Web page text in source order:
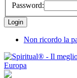
Password:
Non ricordo la